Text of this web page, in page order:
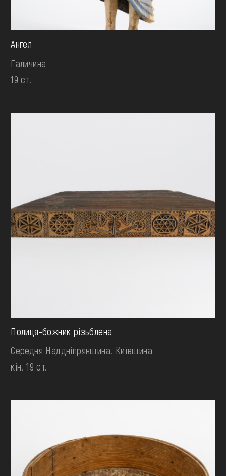
Ангел
Галичина
19 ст.
Полиця-божник різьблена
Середня Наддніпрянщина. Київщина
кін. 19 ст.